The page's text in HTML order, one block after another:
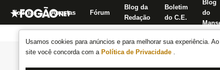
Usamos cookies para anúncios e para melhorar sua experiência.
site você concorda com a Política de Privacidade .
Notícias Apostas Fórum
Blog da
Redação
Boletim
do C.E.
Blog
do